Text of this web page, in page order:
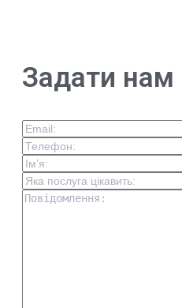
Задати нам